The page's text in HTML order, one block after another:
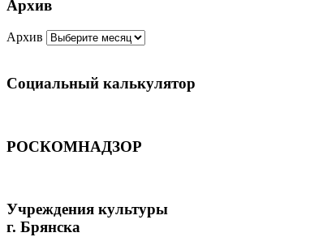
Архив
Архив
Социальный калькулятор
РОСКОМНАДЗОР
Учреждения культуры
г. Брянска